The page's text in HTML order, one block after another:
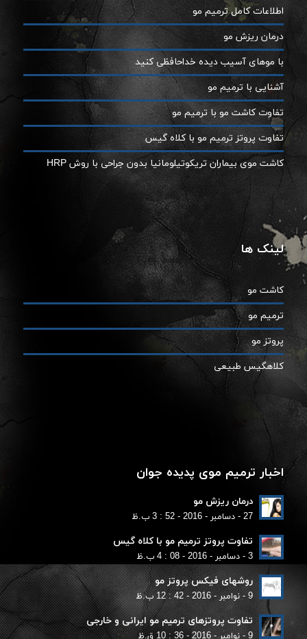
اطلاعات کامل ترمیم مو
درمان ریزش مو
با موهای آسیب دیده خداحافظی کنید
آشنایی با ترمیم مو
تفاوت کاشت مو با ترمیم مو
تفاوت پروتز ترمیم مو با کلاه گیس
کاشت موی بیماران تریکوتیلومانیا بدون جراحی با روش HRP
لینک ها
کاشت مو
ترمیم مو
پروتز مو
کلاهگیس طبیعی
اخبار ترمیم موی پدیده جوان
درمان ریزش مو
27 - دسامبر - 2016 - 52 : 3 ب.ظ
تفاوت پروتز ترمیم مو با کلاه گیس
3 - دسامبر - 2016 - 08 : 4 ب.ظ
روشهای فیکس پروتز مو
9 - نوامبر - 2016 - 42 : 12 ب.ظ
تفاوت پروتزهای ترمیم مو ایرانی و خارجی
9 - نوامبر - 2016 - 36 : 10 ق.ظ